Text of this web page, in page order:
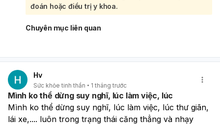
năng động, nhưng nên sắp xếp vừa sức để tránh quá tải,
thiếu ngủ hoặc tái phát lo âu/trầm cảm. Hãy ưu tiên ngủ
đủ, ăn uống lành mạnh, vận động đều, giữ nhịp sinh hoạt
dài hoặc giảm hứng thú, bạn nên báo lại bác sĩ sớm.
mình quá nhanh.
đoán hoặc điều trị y khoa.
Chuyên mục liên quan
Hv
Sức khỏe tinh thần 1 tháng trước
Mình ko thể dừng suy nghĩ, lúc làm việc, lúc
Mình ko thể dừng suy nghĩ, lúc làm việc, lúc thư giãn,
lái xe,.... luôn trong trạng thái căng thẳng và nhạy